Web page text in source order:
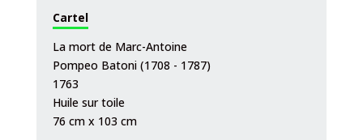
Cartel
La mort de Marc-Antoine
Pompeo Batoni (1708 - 1787)
1763
Huile sur toile
76 cm x 103 cm